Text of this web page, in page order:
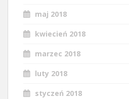
maj 2018
kwiecień 2018
marzec 2018
luty 2018
styczeń 2018